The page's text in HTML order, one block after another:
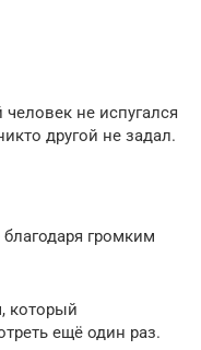
не испугался
другой не задал.
громким
который
ещё один раз.